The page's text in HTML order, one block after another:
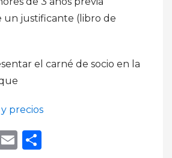
un justificante (libro de
el carné de socio en la
precios
Email